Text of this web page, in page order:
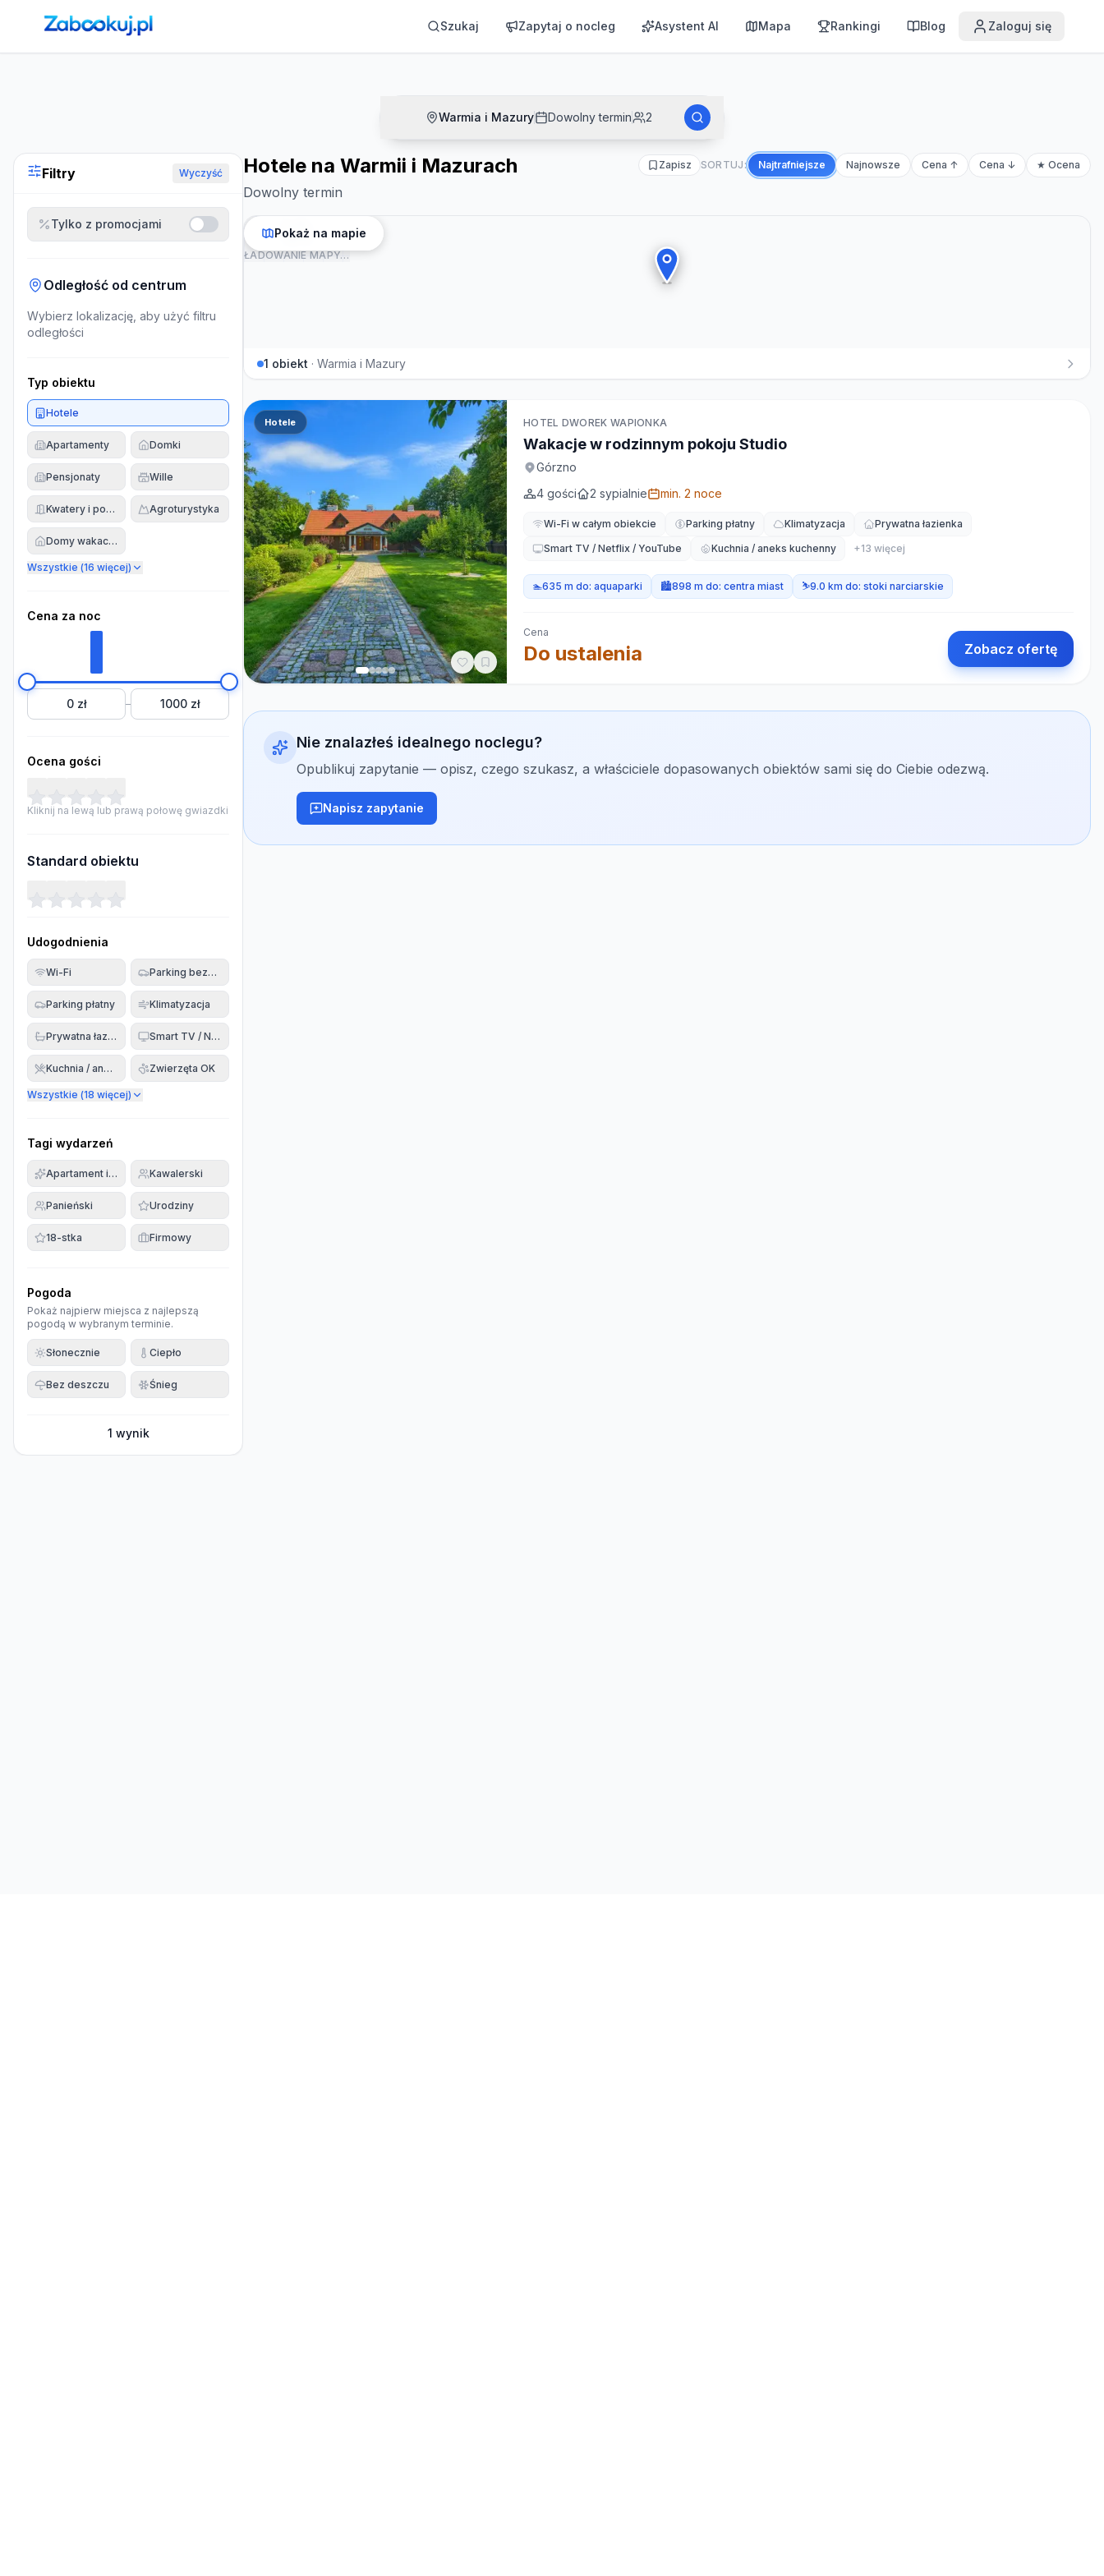
Strona główna ›Noclegi Szukaj Zapytaj o nocleg Asystent AI Mapa Rankingi Blog Zaloguj się
Warmia i Mazury Dowolny termin 2
Filtry Wyczyść
Tylko z promocjami
Odległość od centrum
Wybierz lokalizację, aby użyć filtru
odległości
Typ obiektu
Hotele
Apartamenty Domki
Pensjonaty Wille
Kwatery i pokoje Agroturystyka
Domy wakacyjne
Wszystkie (16 więcej)
Cena za noc
0 zł – 1000 zł
Ocena gości
Kliknij na lewą lub prawą połowę gwiazdki
Standard obiektu
Udogodnienia
Wi-Fi Parking bezpłatny
Parking płatny Klimatyzacja
Prywatna łazienka Smart TV / Netflix
Kuchnia / aneks Zwierzęta OK
Wszystkie (18 więcej)
Tagi wydarzeń
Apartament imprezowyKawalerski
Panieński Urodziny
18-stka Firmowy
Pogoda
Pokaż najpierw miejsca z najlepszą
pogodą w wybranym terminie.
Słonecznie Ciepło
Bez deszczu Śnieg
1 wynik
Hotele na Warmii i Mazurach
Dowolny termin
Zapisz SORTUJ: Najtrafniejsze Najnowsze Cena ↑ Cena ↓ ★ Ocena
ŁADOWANIE MAPY…
Pokaż na mapie
1 obiekt · Warmia i Mazury
Hotele HOTEL DWOREK WAPIONKA
Wakacje w rodzinnym pokoju Studio
Górzno
4 gości 2 sypialnie min. 2 noce
Wi-Fi w całym obiekcie Parking płatny Klimatyzacja
Prywatna łazienka
Smart TV / Netflix / YouTube
Kuchnia / aneks kuchenny +13 więcej
🏊635 m do: aquaparki 🏙️898 m do: centra miast ⛷️9.0 km do: stoki narciarskie
Cena
Do ustalenia Zobacz ofertę
Nie znalazłeś idealnego noclegu?
Opublikuj zapytanie — opisz, czego szukasz, a właściciele dopasowanych obiektów sami się do Ciebie odezwą.
Napisz zapytanie